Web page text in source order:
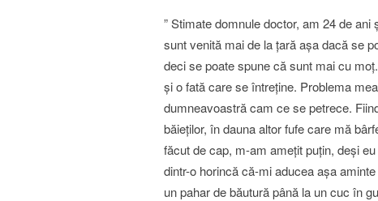
” Stimate domnule doctor, am 24 de
sunt venită mai de la ţară aşa dacă se
deci se poate spune că sunt mai cu
şi o fată care se întreţine. Problema
dumneavoastră cam ce se petrece.
băieţilor, în dauna altor fufe care mă
făcut de cap, m-am ameţit puţin, deşi
dintr-o horincă că-mi aducea aşa
un pahar de băutură până la un cuc în